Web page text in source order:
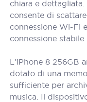
chiara e
consente di
connessione Wi-Fi
connessione stabile
L'iPhone 8 256GB
dotato di una
sufficiente per
musica. Il